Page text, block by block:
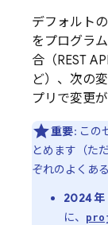
デフォルトの
をプログラ
合（REST
ど）、次の
プリで変更
重要: この
とめます（た
ぞれのよくあ
2024 年
に、